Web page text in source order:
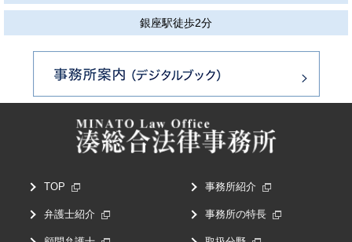
銀座駅徒歩2分
TOP 事務所紹介
弁護士紹介 事務所の特長